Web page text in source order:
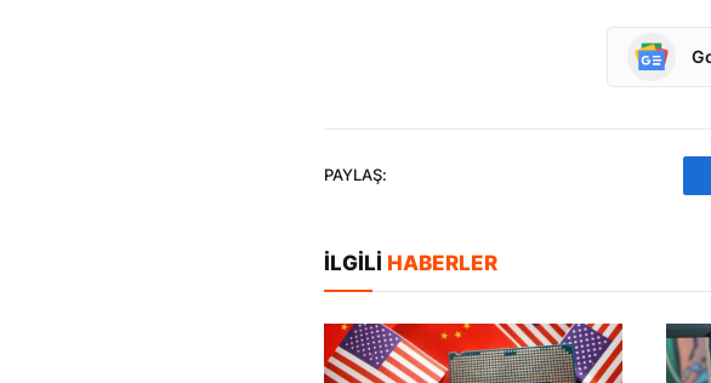
PAYLAŞ:
İLGILI HABERLER